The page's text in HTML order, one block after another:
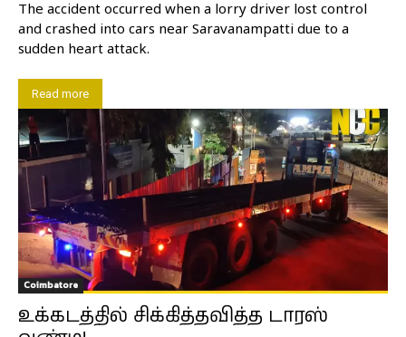
The accident occurred when a lorry driver lost control
and crashed into cars near Saravanampatti due to a
sudden heart attack.
Read more
Coimbatore
உக்கடத்தில் சிக்கித்தவித்த டாரஸ்